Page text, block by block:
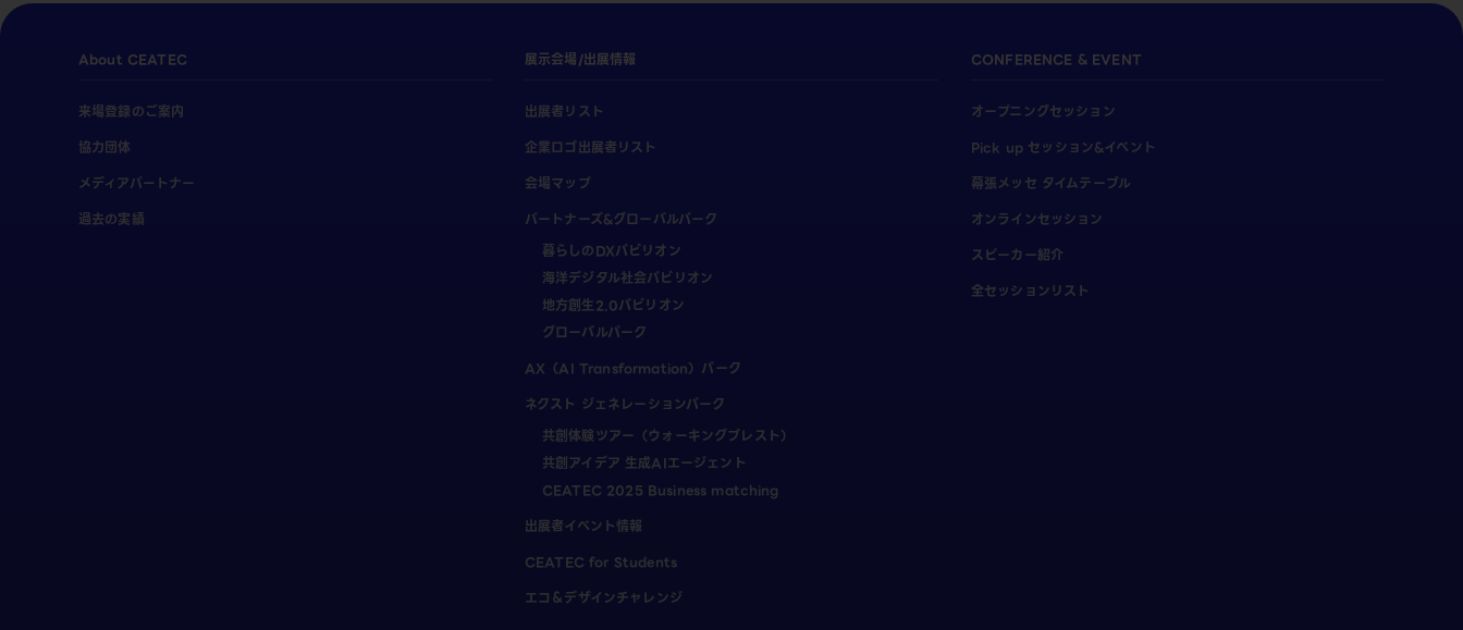
About CEATEC
来場登録のご案内
協力団体
メディアパートナー
過去の実績
展示会場/出展情報
出展者リスト
企業ロゴ出展者リスト
会場マップ
パートナーズ&グローバルパーク
暮らしのDXパビリオン
海洋デジタル社会パビリオン
地方創生2.0パビリオン
グローバルパーク
AX（AI Transformation）パーク
ネクスト ジェネレーションパーク
共創体験ツアー（ウォーキングブレスト）
共創アイデア 生成AIエージェント
CEATEC 2025 Business matching
出展者イベント情報
CEATEC for Students
エコ＆デザインチャレンジ
CONFERENCE & EVENT
オープニングセッション
Pick up セッション&イベント
幕張メッセ タイムテーブル
オンラインセッション
スピーカー紹介
全セッションリスト